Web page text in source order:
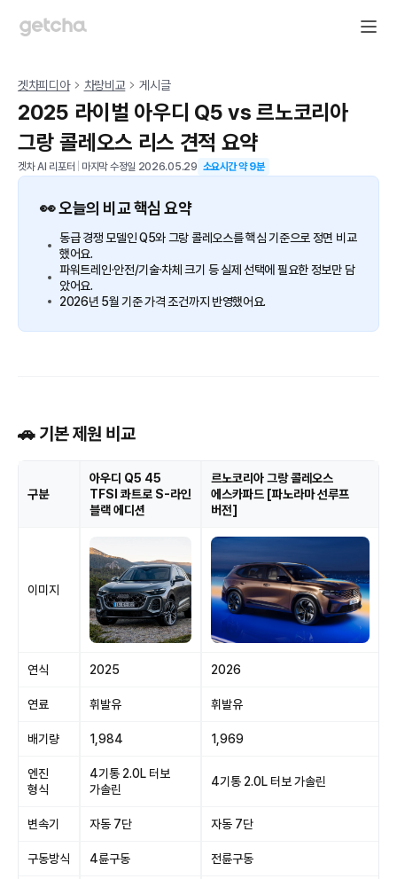
겟차피디아 차량비교 게시글
2025 라이벌 아우디 Q5 vs 르노코리아
그랑 콜레오스 리스 견적 요약
겟차 AI 리포터 마지막 수정일 2026.05.29 소요시간 약9분
👀 오늘의 비교 핵심 요약
동급 경쟁 모델인 Q5와 그랑 콜레오스를 핵심 기준으로 정면 비교
했어요.
파워트레인·안전/기술·차체 크기 등 실제 선택에 필요한 정보만 담
았어요.
2026년 5월 기준 가격 조건까지 반영했어요.
🚗 기본 제원 비교
구분
아우디 Q5 45
TFSI 콰트로 S-라인
블랙 에디션
르노코리아 그랑 콜레오스
에스카파드 [파노라마 선루프
버전]
이미지
연식 2025 2026
연료 휘발유 휘발유
배기량 1,984 1,969
엔진
형식
4기통 2.0L 터보
가솔린
4기통 2.0L 터보 가솔린
변속기 자동 7단 자동 7단
구동방식 4륜구동 전륜구동